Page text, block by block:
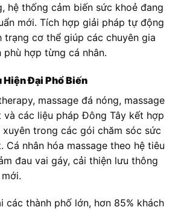
hệ thống cảm biến sức khoẻ đang
mới. Tích hợp giải pháp tự động
trạng cơ thể giúp các chuyên gia
hợp từng cá nhân.
Hiện Đại Phổ Biến
massage đá nóng, massage
và các liệu pháp Đông Tây kết hợp
trong các gói chăm sóc sức
Cá nhân hóa massage theo hệ tiêu
đau vai gáy, cải thiện lưu thông
các thành phố lớn, hơn 85% khách